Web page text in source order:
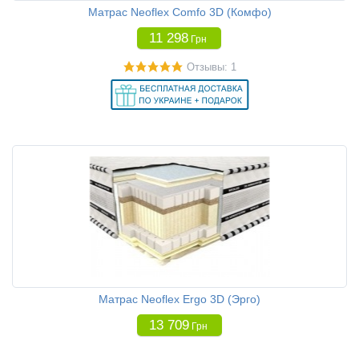
Матрас Neoflex Comfo 3D (Комфо)
11 298 Грн
Отзывы: 1
Матрас Neoflex Ergo 3D (Эрго)
13 709 Грн